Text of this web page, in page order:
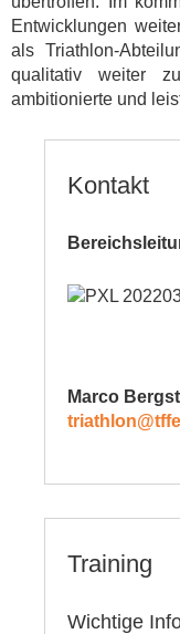
Entwicklungen
als Triathlon-
qualitativ weiter
ambitionierte und
Kontakt
Marco
Training
Wichtige